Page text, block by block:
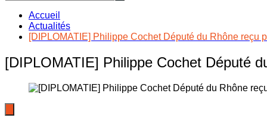
Accueil
Actualités
[DIPLOMATIE] Philippe Cochet Député du Rhône reçu
[DIPLOMATIE] Philippe Cochet Député